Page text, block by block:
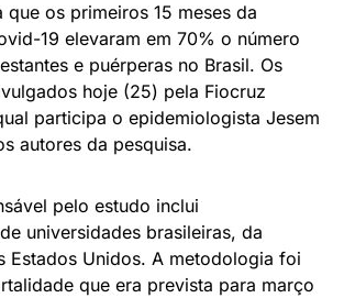
que os primeiros 15 meses da
19 elevaram em 70% o número
e puérperas no Brasil. Os
hoje (25) pela Fiocruz
participa o epidemiologista Jesem
autores da pesquisa.
pelo estudo inclui
universidades brasileiras, da
Estados Unidos. A metodologia foi
que era prevista para março